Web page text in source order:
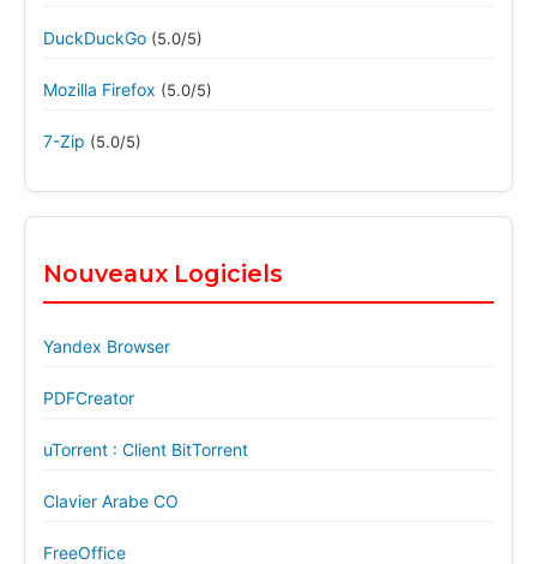
DuckDuckGo (5.0/5)
Mozilla Firefox (5.0/5)
7-Zip (5.0/5)
Nouveaux Logiciels
Yandex Browser
PDFCreator
uTorrent : Client BitTorrent
Clavier Arabe CO
FreeOffice